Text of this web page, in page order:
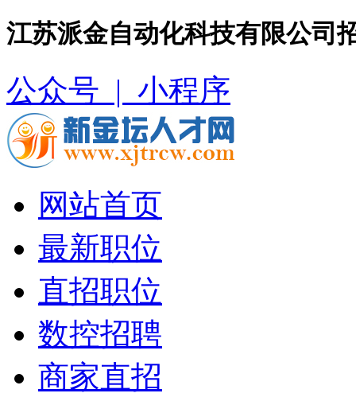
江苏派金自动化科技有限公司
公众号 | 小程序
网站首页
最新职位
直招职位
数控招聘
商家直招